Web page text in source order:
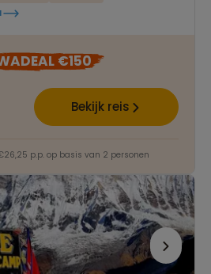
€150
Bekijk reis
p.p. op basis van 2 personen